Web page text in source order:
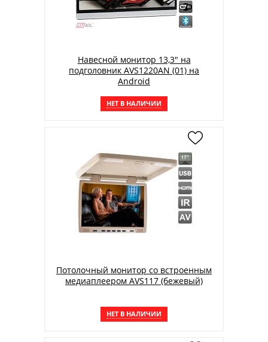
Навесной монитор 13,3" на
подголовник AVS1220AN (01) на
Android
НЕТ В НАЛИЧИИ
Потолочный монитор со встроенным
медиаплеером AVS117 (бежевый)
НЕТ В НАЛИЧИИ